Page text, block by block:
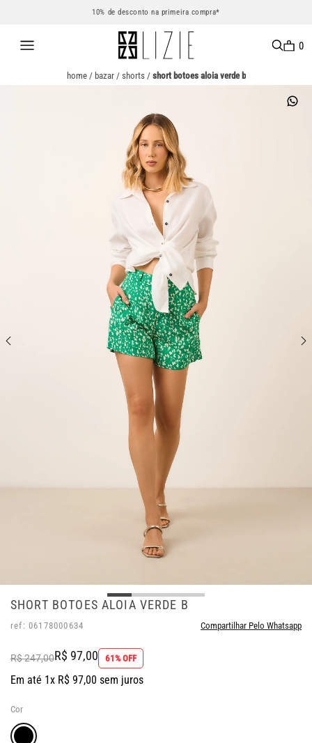
10% de desconto na primeira compra*
0
home/ bazar/ shorts/ short botoes aloia verde b
SHORT BOTOES ALOIA VERDE B
ref: 06178000634 Compartilhar Pelo Whatsapp
R$ 247,00R$ 97,00 61% OFF
Em até 1x R$ 97,00 sem juros
Cor